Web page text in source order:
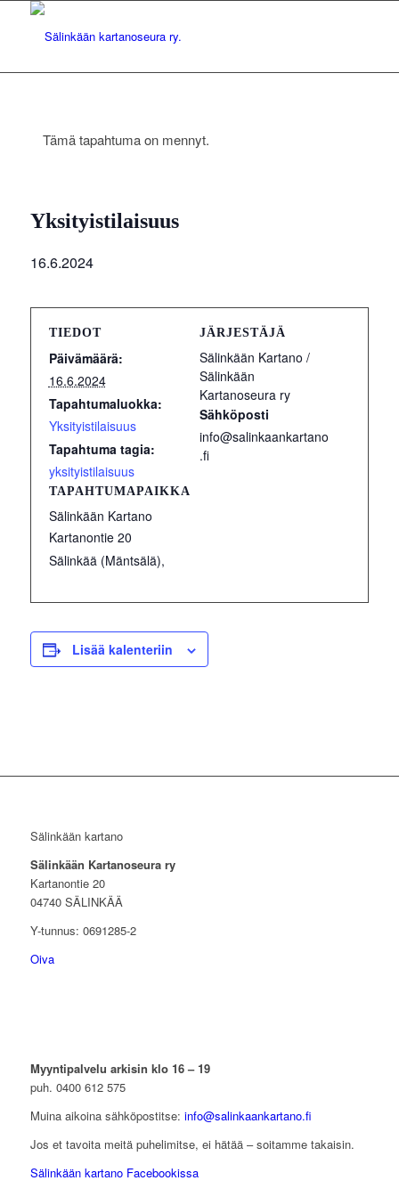
Tämä tapahtuma on mennyt.
Yksityistilaisuus
16.6.2024
TIEDOT
Päivämäärä:
16.6.2024
Tapahtumaluokka:
Yksityistilaisuus
Tapahtuma tagia:
yksityistilaisuus
TAPAHTUMAPAIKKA
Sälinkään Kartano
Kartanontie 20
Sälinkää (Mäntsälä),
JÄRJESTÄJÄ
Sälinkään Kartano /
Sälinkään
Kartanoseura ry
Sähköposti
info@salinkaankartano
.fi
Lisää kalenteriin
Sälinkään kartano
Sälinkään Kartanoseura ry
Kartanontie 20
04740 SÄLINKÄÄ
Y-tunnus: 0691285-2
Oiva
Myyntipalvelu arkisin klo 16 – 19
puh. 0400 612 575
Muina aikoina sähköpostitse: info@salinkaankartano.fi
Jos et tavoita meitä puhelimitse, ei hätää – soitamme takaisin.
Sälinkään kartano Facebookissa